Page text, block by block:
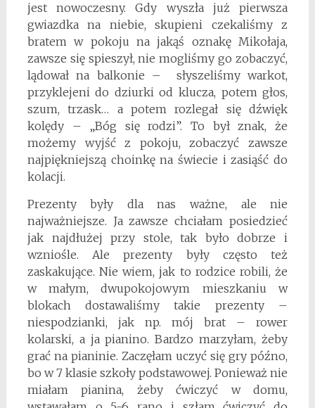
jest nowoczesny. Gdy wyszła już pierwsza
gwiazdka na niebie, skupieni czekaliśmy z
bratem w pokoju na jakąś oznakę Mikołaja,
zawsze się spieszył, nie mogliśmy go zobaczyć,
lądował na balkonie – słyszeliśmy warkot,
przyklejeni do dziurki od klucza, potem głos,
szum, trzask… a potem rozlegał się dźwięk
kolędy – „Bóg się rodzi”. To był znak, że
możemy wyjść z pokoju, zobaczyć zawsze
najpiękniejszą choinkę na świecie i zasiąść do
kolacji.
Prezenty były dla nas ważne, ale nie
najważniejsze. Ja zawsze chciałam posiedzieć
jak najdłużej przy stole, tak było dobrze i
wzniośle. Ale prezenty były często też
zaskakujące. Nie wiem, jak to rodzice robili, że
w małym, dwupokojowym mieszkaniu w
blokach dostawaliśmy takie prezenty –
niespodzianki, jak np. mój brat – rower
kolarski, a ja pianino. Bardzo marzyłam, żeby
grać na pianinie. Zaczęłam uczyć się gry późno,
bo w 7 klasie szkoły podstawowej. Ponieważ nie
miałam pianina, żeby ćwiczyć w domu,